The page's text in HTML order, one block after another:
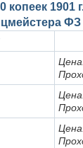
копеек 1901
ФЗ